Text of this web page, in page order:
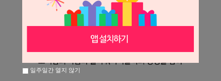
일주일간 열지 않기